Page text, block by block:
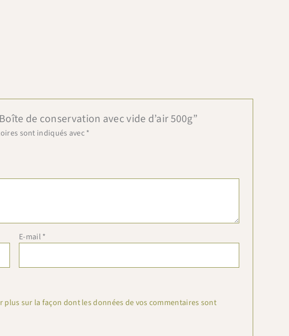
de conservation avec vide d’air 500g”
sont indiqués avec*
E-mail*
plus sur la façon dont les données de vos commentaires sont
à thé
le champ